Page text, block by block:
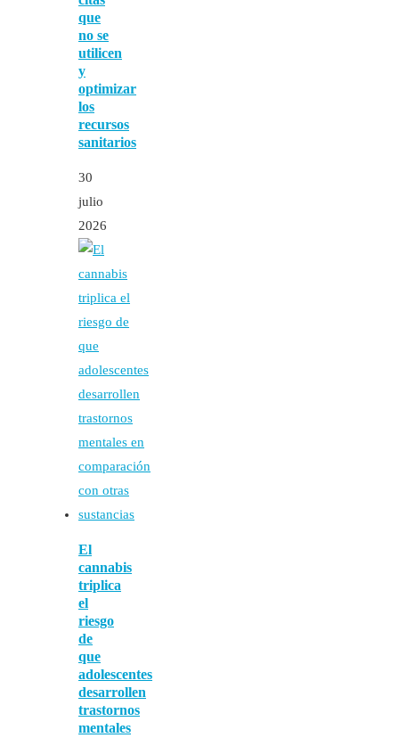
que
no se
utilicen
y
optimizar
los
recursos
sanitarios
30
julio
2026
El
cannabis
triplica
el
riesgo
de
que
adolescentes
desarrollen
trastornos
mentales